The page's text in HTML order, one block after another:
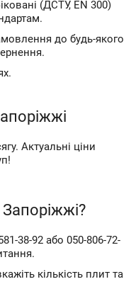
(ДСТУ, EN 300)
до будь-якого
Актуальні ціни
38-92 або 050-806-72-
кількість плит та